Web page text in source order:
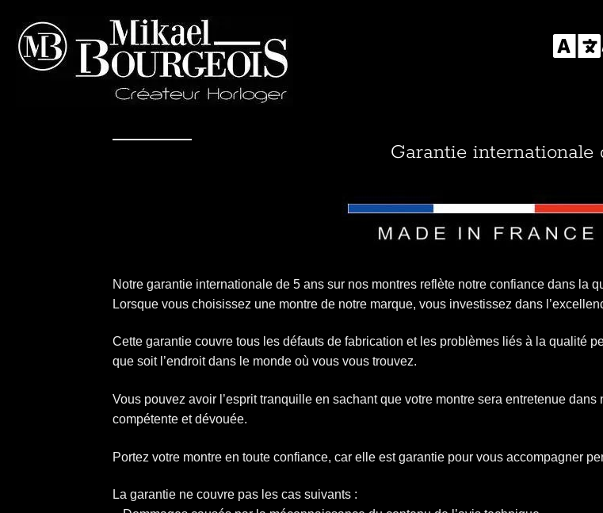
Garantie internationale
Notre garantie internationale de 5 ans sur nos montres reflète notre confiance dans la
Lorsque vous choisissez une montre de notre marque, vous investissez dans
Cette garantie couvre tous les défauts de fabrication et les problèmes liés à la qualité
que soit l’endroit dans le monde où vous vous trouvez.
Vous pouvez avoir l’esprit tranquille en sachant que votre montre sera entretenue
compétente et dévouée.
Portez votre montre en toute confiance, car elle est garantie pour vous accompagner
La garantie ne couvre pas les cas suivants :